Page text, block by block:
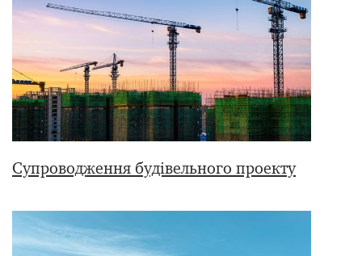
Супроводження будівельного проекту